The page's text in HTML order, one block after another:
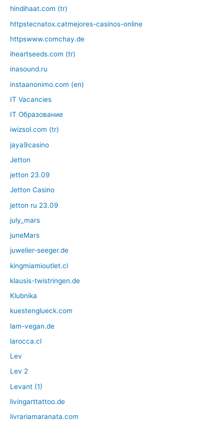
hindihaat.com (tr)
httpstecnatox.catmejores-casinos-online
httpswww.comchay.de
iheartseeds.com (tr)
inasound.ru
instaanonimo.com (en)
IT Vacancies
IT Образование
iwizsol.com (tr)
jaya9casino
Jetton
jetton 23.09
Jetton Casino
jetton ru 23.09
july_mars
juneMars
juwelier-seeger.de
kingmiamioutlet.cl
klausis-twistringen.de
Klubnika
kuestenglueck.com
lam-vegan.de
larocca.cl
Lev
Lev 2
Levant (1)
livingarttattoo.de
livrariamaranata.com